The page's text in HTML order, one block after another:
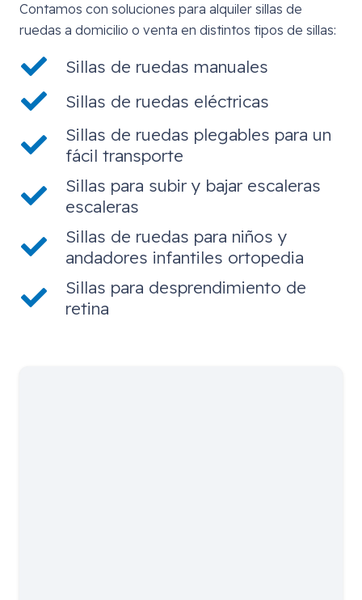
Contamos con soluciones para alquiler sillas de
ruedas a domicilio o venta en distintos tipos de sillas:
Sillas de ruedas manuales
Sillas de ruedas eléctricas
Sillas de ruedas plegables para un
fácil transporte
Sillas para subir y bajar escaleras
escaleras
Sillas de ruedas para niños y
andadores infantiles ortopedia
Sillas para desprendimiento de
retina